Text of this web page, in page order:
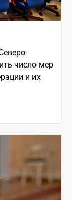
число мер
и их